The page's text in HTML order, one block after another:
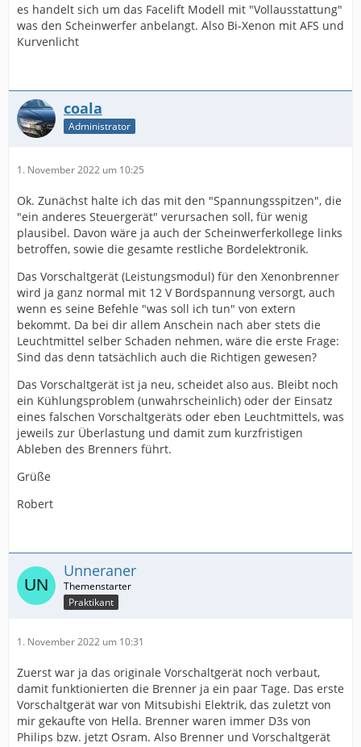
es handelt sich um das Facelift Modell mit "Vollausstattung"
was den Scheinwerfer anbelangt. Also Bi-Xenon mit AFS und
Kurvenlicht
coala
Administrator
1. November 2022 um 10:25
Ok. Zunächst halte ich das mit den "Spannungsspitzen", die
"ein anderes Steuergerät" verursachen soll, für wenig
plausibel. Davon wäre ja auch der Scheinwerferkollege links
betroffen, sowie die gesamte restliche Bordelektronik.
Das Vorschaltgerät (Leistungsmodul) für den Xenonbrenner
wird ja ganz normal mit 12 V Bordspannung versorgt, auch
wenn es seine Befehle "was soll ich tun" von extern
bekommt. Da bei dir allem Anschein nach aber stets die
Leuchtmittel selber Schaden nehmen, wäre die erste Frage:
Sind das denn tatsächlich auch die Richtigen gewesen?
Das Vorschaltgerät ist ja neu, scheidet also aus. Bleibt noch
ein Kühlungsproblem (unwahrscheinlich) oder der Einsatz
eines falschen Vorschaltgeräts oder eben Leuchtmittels, was
jeweils zur Überlastung und damit zum kurzfristigen
Ableben des Brenners führt.
Grüße
Robert
Unneraner
Praktikant
1. November 2022 um 10:31
Zuerst war ja das originale Vorschaltgerät noch verbaut,
damit funktionierten die Brenner ja ein paar Tage. Das erste
Vorschaltgerät war von Mitsubishi Elektrik, das zuletzt von
mir gekaufte von Hella. Brenner waren immer D3s von
Philips bzw. jetzt Osram. Also Brenner und Vorschaltgerät